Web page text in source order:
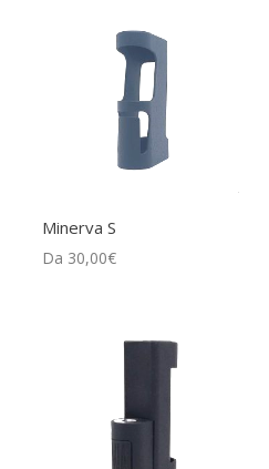
Minerva S
Da 30,00€